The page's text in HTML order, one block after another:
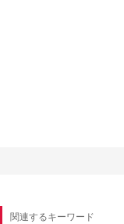
関連するキーワード